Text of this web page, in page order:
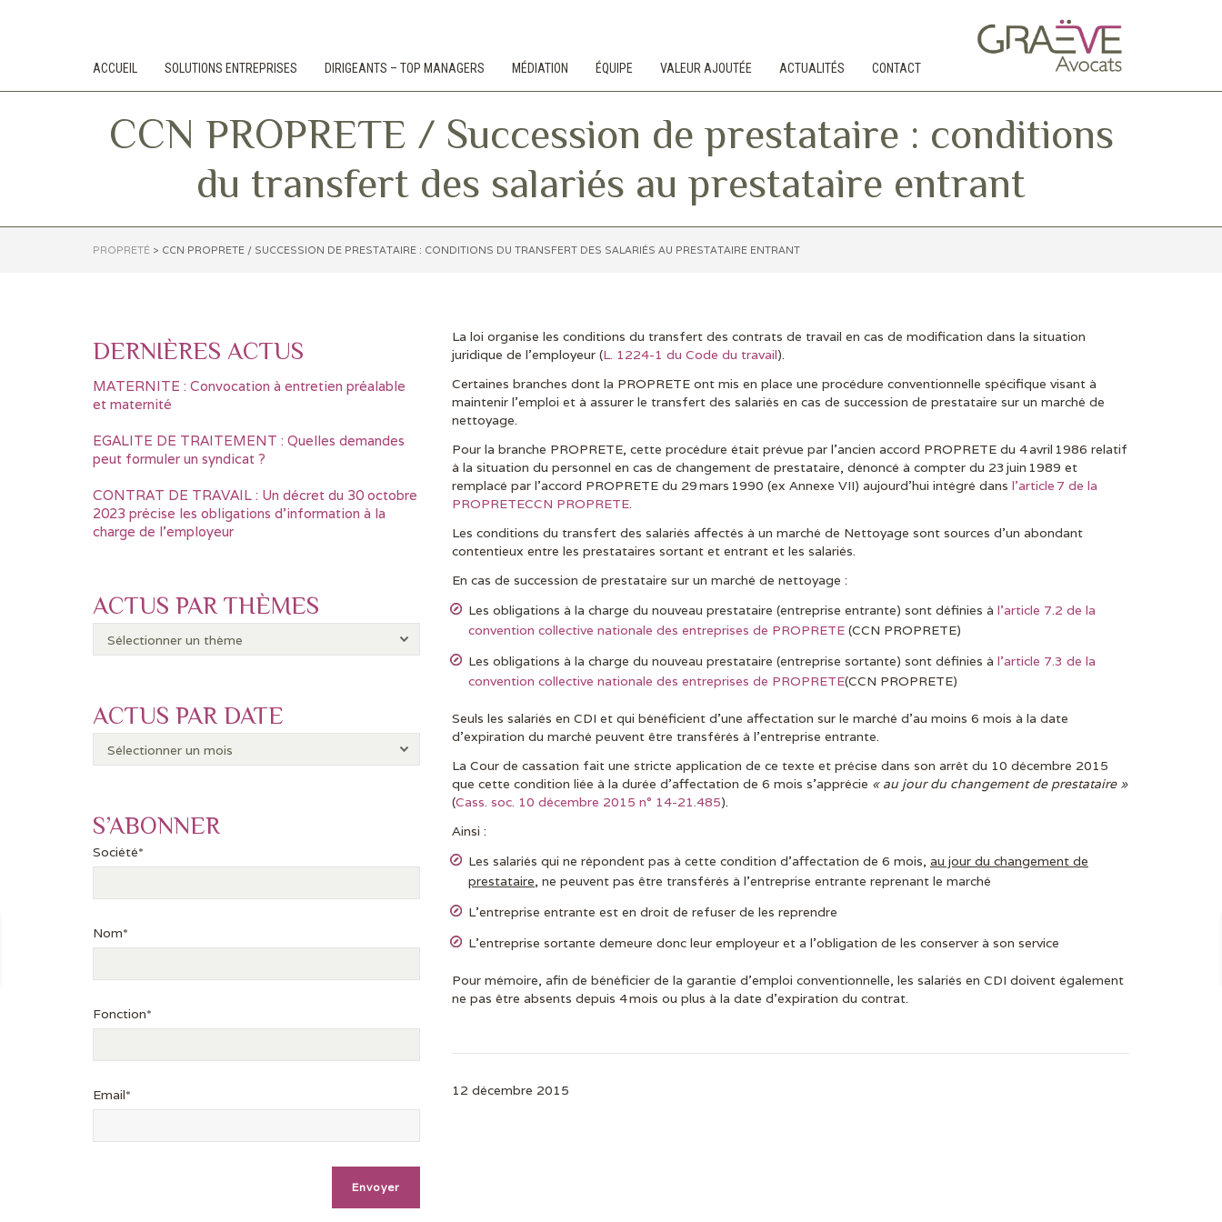
ACCUEIL SOLUTIONS ENTREPRISES DIRIGEANTS – TOP MANAGERS MÉDIATION ÉQUIPE VALEUR AJOUTÉE ACTUALITÉS CONTACT
CCN PROPRETE / Succession de prestataire : conditions
du transfert des salariés au prestataire entrant
PROPRETÉ > CCN PROPRETE / SUCCESSION DE PRESTATAIRE : CONDITIONS DU TRANSFERT DES SALARIÉS AU PRESTATAIRE ENTRANT
La loi organise les conditions du transfert des contrats de travail en cas de modification dans la situation
juridique de l’employeur (L. 1224-1 du Code du travail).
Certaines branches dont la PROPRETE ont mis en place une procédure conventionnelle spécifique visant à
maintenir l’emploi et à assurer le transfert des salariés en cas de succession de prestataire sur un marché de
nettoyage.
Pour la branche PROPRETE, cette procédure était prévue par l’ancien accord PROPRETE du 4 avril 1986 relatif
à la situation du personnel en cas de changement de prestataire, dénoncé à compter du 23 juin 1989 et
remplacé par l’accord PROPRETE du 29 mars 1990 (ex Annexe VII) aujourd’hui intégré dans l’article 7 de la
PROPRETECCN PROPRETE.
Les conditions du transfert des salariés affectés à un marché de Nettoyage sont sources d’un abondant
contentieux entre les prestataires sortant et entrant et les salariés.
En cas de succession de prestataire sur un marché de nettoyage :
Les obligations à la charge du nouveau prestataire (entreprise entrante) sont définies à l’article 7.2 de la
convention collective nationale des entreprises de PROPRETE (CCN PROPRETE)
Les obligations à la charge du nouveau prestataire (entreprise sortante) sont définies à l’article 7.3 de la
convention collective nationale des entreprises de PROPRETE(CCN PROPRETE)
Seuls les salariés en CDI et qui bénéficient d’une affectation sur le marché d’au moins 6 mois à la date
d’expiration du marché peuvent être transférés à l’entreprise entrante.
La Cour de cassation fait une stricte application de ce texte et précise dans son arrêt du 10 décembre 2015
que cette condition liée à la durée d’affectation de 6 mois s’apprécie « au jour du changement de prestataire »
(Cass. soc. 10 décembre 2015 n° 14-21.485).
Ainsi :
Les salariés qui ne répondent pas à cette condition d’affectation de 6 mois, au jour du changement de
prestataire, ne peuvent pas être transférés à l’entreprise entrante reprenant le marché
L’entreprise entrante est en droit de refuser de les reprendre
L’entreprise sortante demeure donc leur employeur et a l’obligation de les conserver à son service
Pour mémoire, afin de bénéficier de la garantie d’emploi conventionnelle, les salariés en CDI doivent également
ne pas être absents depuis 4 mois ou plus à la date d’expiration du contrat.
12 décembre 2015
DERNIÈRES ACTUS
MATERNITE : Convocation à entretien préalable
et maternité
EGALITE DE TRAITEMENT : Quelles demandes
peut formuler un syndicat ?
CONTRAT DE TRAVAIL : Un décret du 30 octobre
2023 précise les obligations d’information à la
charge de l’employeur
ACTUS PAR THÈMES
ACTUS PAR DATE
S’ABONNER
Société*
Nom*
Fonction*
Email*